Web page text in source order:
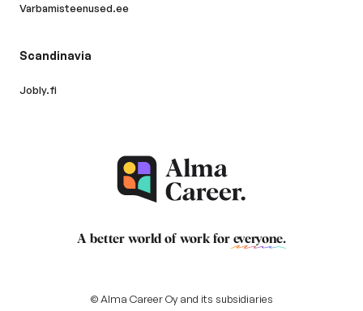
Varbamisteenused.ee
Scandinavia
Jobly.fi
A better world of work for everyone.
© Alma Career Oy and its subsidiaries